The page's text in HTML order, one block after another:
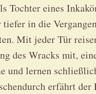
Tochter eines
in die
Mit jeder Tür
des Wracks mit,
und lernen
erfährt der